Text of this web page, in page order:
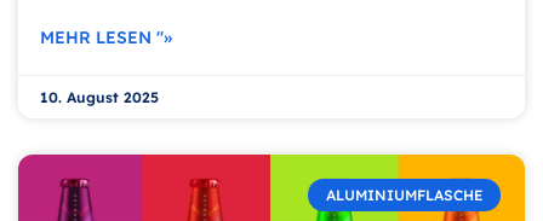
MEHR LESEN "»
10. August 2025
ALUMINIUMFLASCHE